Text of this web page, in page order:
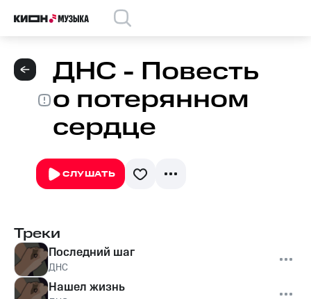
ДНС - Повесть
о потерянном
сердце
СЛУШАТЬ
Треки
Последний шаг
ДНС
Нашел жизнь